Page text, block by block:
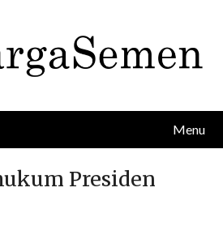
Menu
Presiden